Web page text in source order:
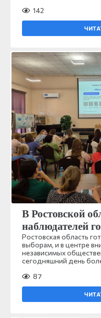
142
В Ростовской
наблюдателей
Ростовская область
выборам, и в центре
независимых
сегодняшний день
87